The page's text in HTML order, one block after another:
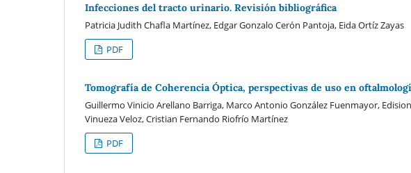
Infecciones del tracto urinario. Revisión bibliográfica
Patricia Judith Chafla Martínez, Edgar Gonzalo Cerón Pantoja, Eida Ortíz Zayas
PDF
Tomografía de Coherencia Óptica, perspectivas de uso en
Guillermo Vinicio Arellano Barriga, Marco Antonio González Fuenmayor,
Vinueza Veloz, Cristian Fernando Riofrío Martínez
PDF